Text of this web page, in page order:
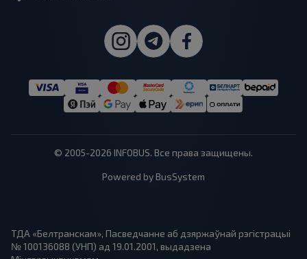
© 2005-2026 INFOBUS. Все права защищены.
Powered by BusSystem
ТДА «Белтранскам», Пасведчанне аб дзяржаўнай рэгістрацыі
№ 100136088 (УНП) ад 19.01.2001, выдадзена